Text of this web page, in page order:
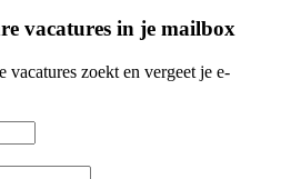
vacatures in je mailbox
zoekt en vergeet je e-